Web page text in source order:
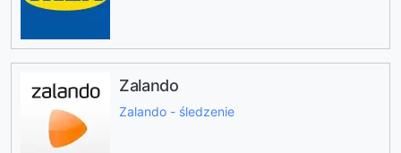
Zalando
Zalando - śledzenie